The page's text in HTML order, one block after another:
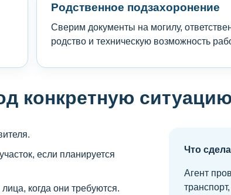
Родственное подзахоронение
Сверим документы на могилу,
родство и техническую возможность
конкретную ситуацию
если планируется
когда они требуются.
Что
Агент